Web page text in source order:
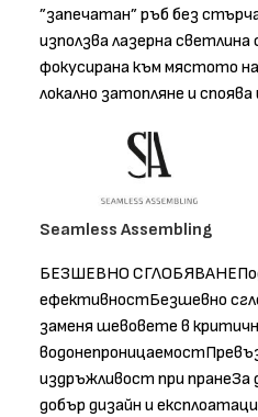
”запечатан” ръб без
използва лазерна
фокусирана към мястото
локално затопляне и
Seamless Assembling
БЕЗШЕВНО
ефективностБезшевно
заменя шевовете в
издръжливост при
добър дизайн и